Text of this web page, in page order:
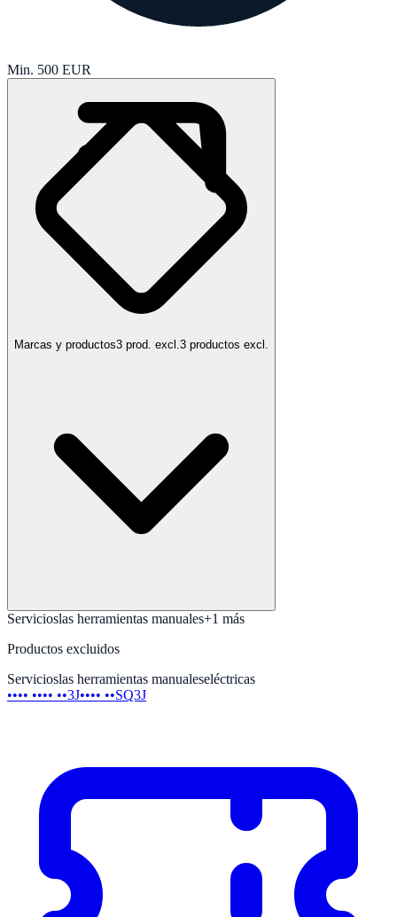
Min. 500 EUR
Marcas y productos3 prod. excl.3 productos excl.
Servicioslas herramientas manuales+1 más
Productos excluidos
Servicioslas herramientas manualeseléctricas
•••• •••• ••3J•••• ••SQ3J